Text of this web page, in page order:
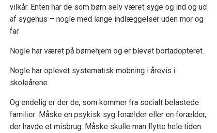
vilkår. Enten har de som børn selv været syge og ind og ud
af sygehus – nogle med lange indlæggelser uden mor og
far.
Nogle har været på børnehjem og er blevet bortadopteret.
Nogle har oplevet systematisk mobning i årevis i
skoleårene.
Og endelig er der de, som kommer fra socialt belastede
familier: Måske en psykisk syg forælder eller en forælder,
der havde et misbrug. Måske skulle man flytte hele tiden